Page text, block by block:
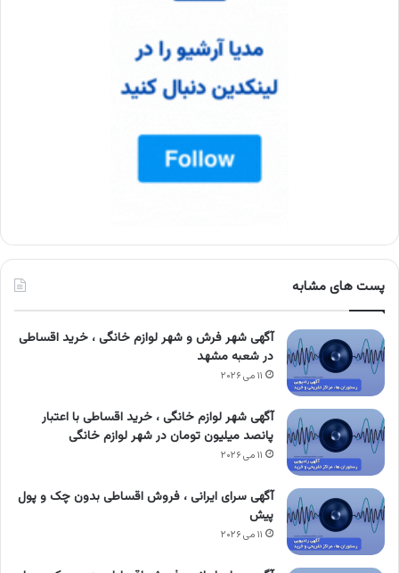
پست های مشابه
آگهی شهر فرش و شهر لوازم خانگی ، خرید اقساطی
در شعبه مشهد
۱۱ می ۲۰۲۶
آگهی شهر لوازم خانگی ، خرید اقساطی با اعتبار
پانصد میلیون تومان در شهر لوازم خانگی
۱۱ می ۲۰۲۶
آگهی سرای ایرانی ، فروش اقساطی بدون چک و پول
پیش
۱۱ می ۲۰۲۶